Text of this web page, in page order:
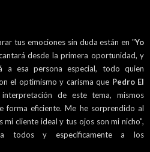
tus emociones sin duda están en "Yo
desde la primera oportunidad, y
a esa persona especial, todo quien
el optimismo y carisma que Pedro El
de este tema, mismos
forma eficiente. Me he sorprendido al
mi cliente ideal y tus ojos son mi nicho",
a todos y específicamente a los